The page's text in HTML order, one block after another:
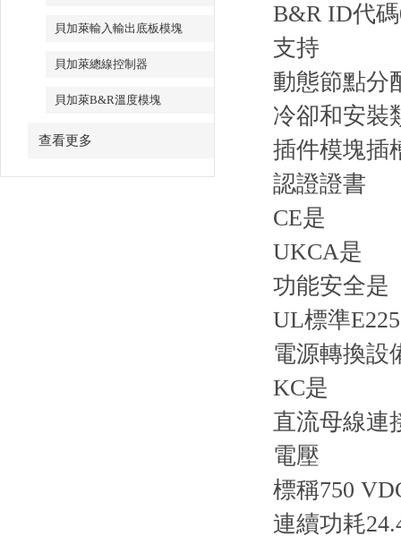
貝加萊輸入輸出底板模塊
貝加萊總線控制器
貝加萊B&R溫度模塊
查看更多
B&R ID代
支持
動態節點分
冷卻和安裝
插件模塊插
認證證書
CE是
UKCA是
功能安全是
UL標準
電源轉換設
KC是
直流母線連
電壓
標稱750
連續功耗